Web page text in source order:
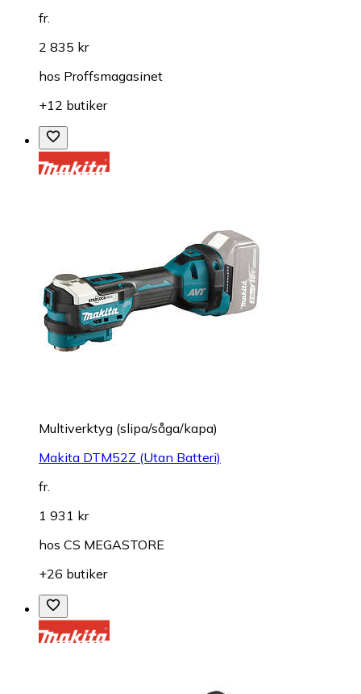
fr.
2 835 kr
hos Proffsmagasinet
+12 butiker
Multiverktyg (slipa/såga/kapa)
Makita DTM52Z (Utan Batteri)
fr.
1 931 kr
hos CS MEGASTORE
+26 butiker